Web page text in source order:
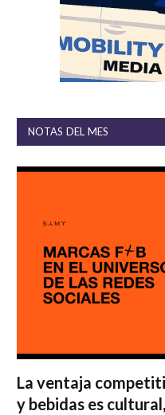
NOTAS DEL MES
La ventaja
y bebidas es